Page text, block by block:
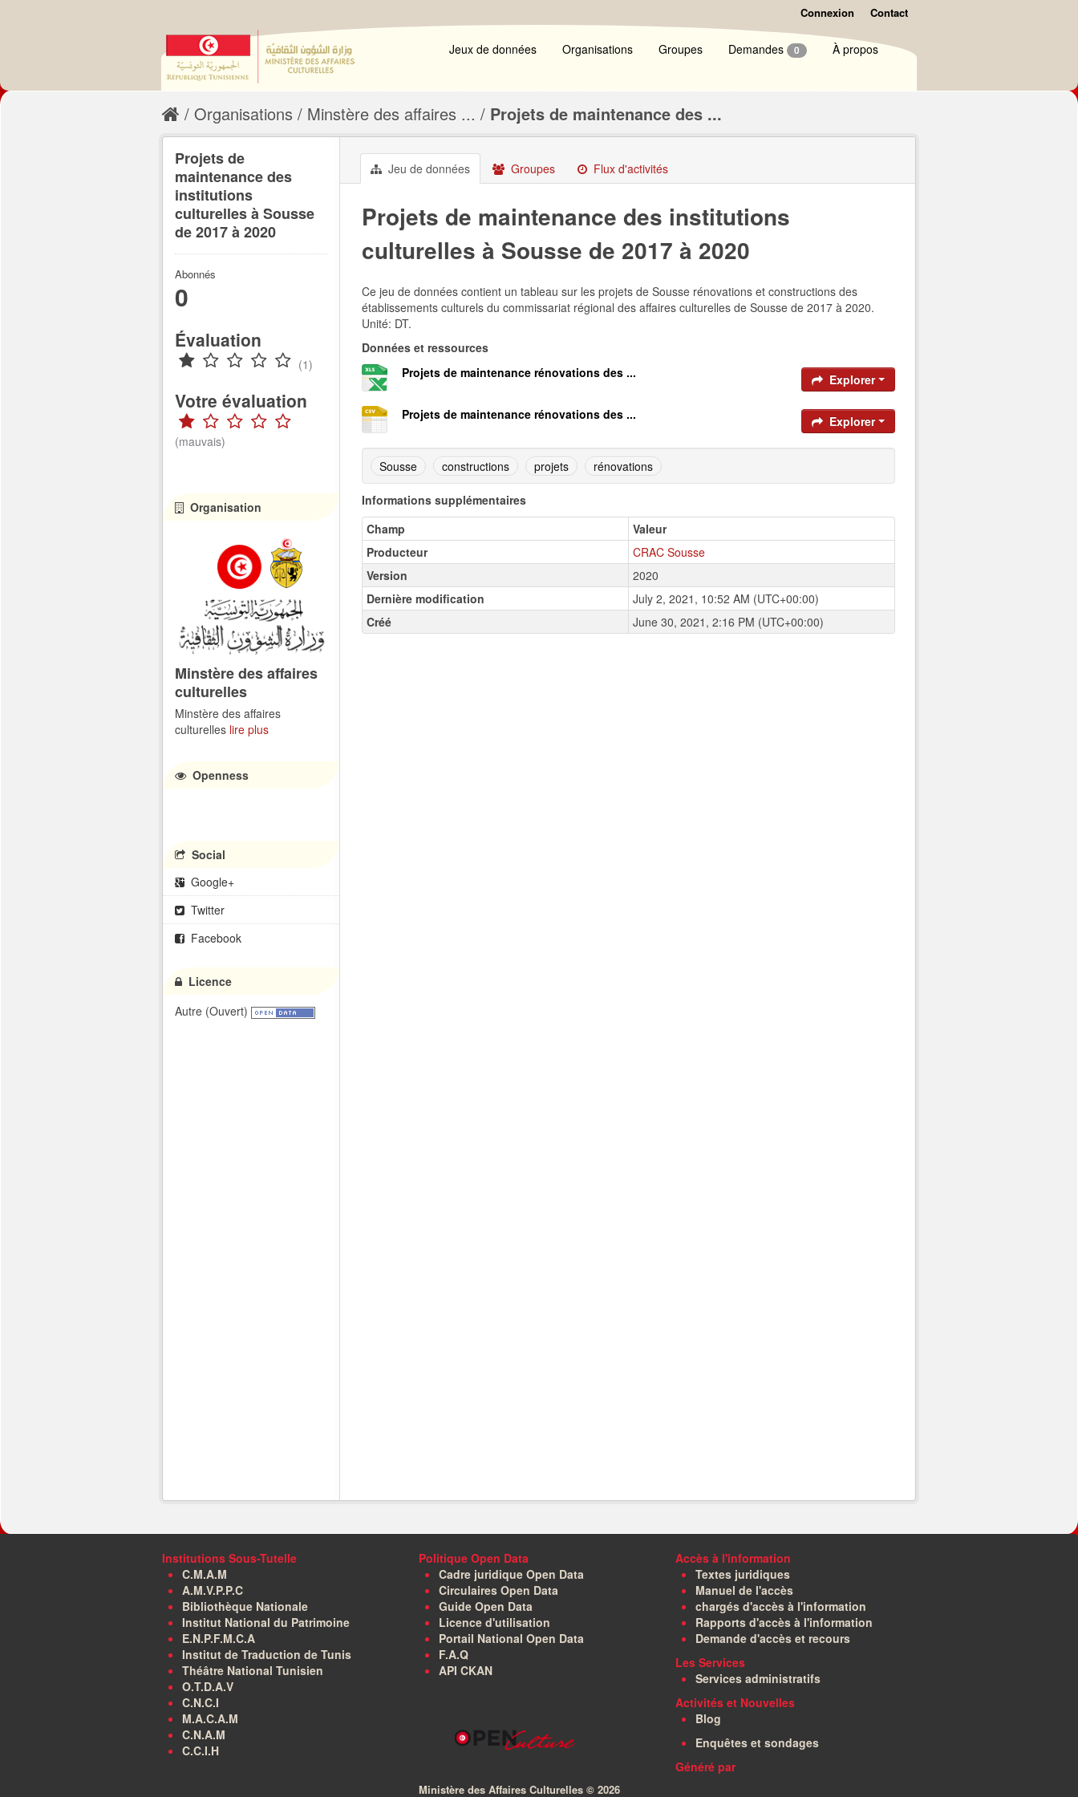
Connexion Contact
Jeux de données Organisations Groupes Demandes 0 À propos
Organisations Minstère des affaires ... Projets de maintenance des ...
Jeu de données Groupes Flux d'activités
Projets de maintenance des institutions
culturelles à Sousse de 2017 à 2020
Ce jeu de données contient un tableau sur les projets de Sousse rénovations et constructions des
établissements culturels du commissariat régional des affaires culturelles de Sousse de 2017 à 2020.
Unité: DT.
Données et ressources
Projets de maintenance rénovations des ...
Explorer
Projets de maintenance rénovations des ... Explorer
Sousse constructions projets rénovations
Informations supplémentaires
Champ
Valeur
Producteur
CRAC Sousse
Version
2020
Dernière modification
July 2, 2021, 10:52 AM (UTC+00:00)
Créé
June 30, 2021, 2:16 PM (UTC+00:00)
Projets de
maintenance des
institutions
culturelles à Sousse
de 2017 à 2020
Abonnés
0
Évaluation
(1)
Votre évaluation
(mauvais)
Organisation
Minstère des affaires
culturelles
Minstère des affaires
culturelles lire plus
Openness
Social
Google+
Twitter
Facebook
Licence
Autre (Ouvert)
Institutions Sous-Tutelle
C.M.A.M
A.M.V.P.P.C
Bibliothèque Nationale
Institut National du Patrimoine
E.N.P.F.M.C.A
Institut de Traduction de Tunis
Théâtre National Tunisien
O.T.D.A.V
C.N.C.I
M.A.C.A.M
C.N.A.M
C.C.I.H
Politique Open Data
Cadre juridique Open Data
Circulaires Open Data
Guide Open Data
Licence d'utilisation
Portail National Open Data
F.A.Q
API CKAN
Ministère des Affaires Culturelles © 2026
Accès à l'information
Textes juridiques
Manuel de l'accès
chargés d'accès à l'information
Rapports d'accès à l'information
Demande d'accès et recours
Les Services
Services administratifs
Activités et Nouvelles
Blog
Enquêtes et sondages
Généré par